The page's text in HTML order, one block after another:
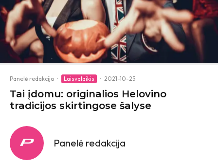
Panelė redakcija · Laisvalaikis · 2021-10-25
Tai įdomu: originalios Helovino
tradicijos skirtingose šalyse
Panelė redakcija